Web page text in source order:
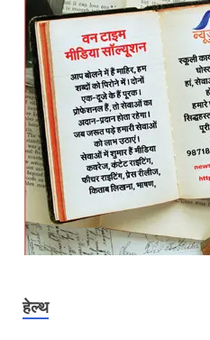
हेल्थ